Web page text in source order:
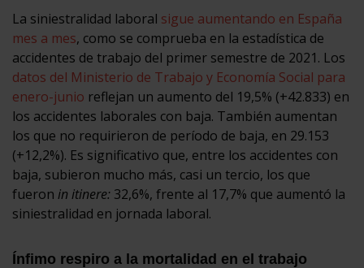
La siniestralidad laboral sigue aumentando en España
mes a mes, como se comprueba en la estadística de
accidentes de trabajo del primer semestre de 2021. Los
datos del Ministerio de Trabajo y Economía Social para
enero-junio reflejan un aumento del 19,5% (+42.833) en
los accidentes laborales con baja. También aumentan
los que no requirieron de período de baja, en 29.153
(+12,2%). Es significativo que, entre los accidentes con
baja, subieron mucho más, casi un tercio, los que
fueron in itinere: 32,6%, frente al 17,7% que aumentó la
siniestralidad en jornada laboral.
Ínfimo respiro a la mortalidad en el trabajo